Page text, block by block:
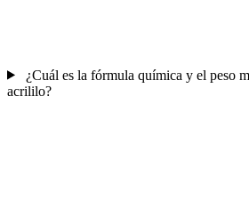
¿Cuál es la fórmula química y el peso
acrililo?